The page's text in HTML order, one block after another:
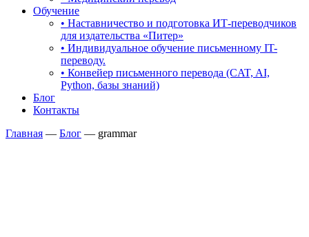
Обучение
• Наставничество и подготовка ИТ-переводчиков
для издательства «Питер»
• Индивидуальное обучение письменному IT-
переводу.
• Конвейер письменного перевода (CAT, AI,
Python, базы знаний)
Блог
Контакты
Главная — Блог — grammar